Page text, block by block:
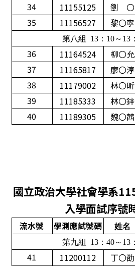
34
11155125 劉 〇
35
11156527 黎〇寧
第八組 13：10～13
36 11164524 柳〇允
37
11165817 廖〇淳
38
11179002 林〇昕
39
11185333 林〇鋅
40 11189305 魏〇茜
國立政治大學社會學系
入學面試序號
流水號 學測應試號碼 姓名
第九組 13：40～13
41 11200112 丁〇劭